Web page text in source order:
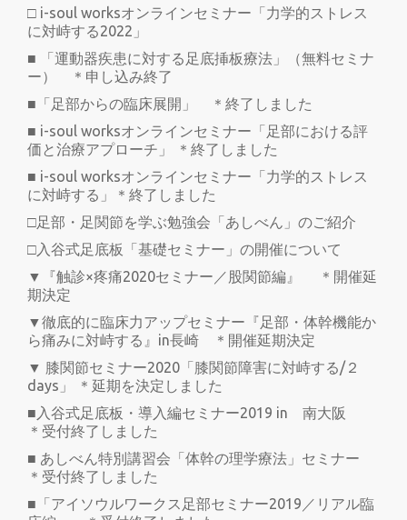
□ i-soul worksオンラインセミナー「力学的ストレス
に対峙する2022」
■ 「運動器疾患に対する足底挿板療法」（無料セミナ
ー） ＊申し込み終了
■「足部からの臨床展開」 ＊終了しました
■ i-soul worksオンラインセミナー「足部における評
価と治療アプローチ」 ＊終了しました
■ i-soul worksオンラインセミナー「力学的ストレス
に対峙する」＊終了しました
□足部・足関節を学ぶ勉強会「あしべん」のご紹介
□入谷式足底板「基礎セミナー」の開催について
▼『触診×疼痛2020セミナー／股関節編』 ＊開催延
期決定
▼徹底的に臨床力アップセミナー『足部・体幹機能か
ら痛みに対峙する』in長崎 ＊開催延期決定
▼ 膝関節セミナー2020「膝関節障害に対峙する/２
days」 ＊延期を決定しました
■入谷式足底板・導入編セミナー2019 in 南大阪
＊受付終了しました
■ あしべん特別講習会「体幹の理学療法」セミナー
＊受付終了しました
■「アイソウルワークス足部セミナー2019／リアル臨